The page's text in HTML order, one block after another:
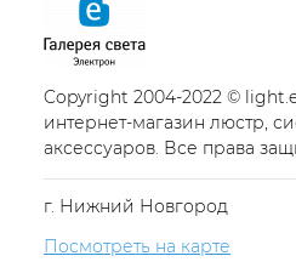
Copyright 2004-2022 ©
интернет-магазин люстр,
аксессуаров. Все права
г. Нижний Новгород
Посмотреть на карте